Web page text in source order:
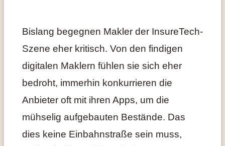
Bislang begegnen Makler der InsureTech-
Szene eher kritisch. Von den findigen
digitalen Maklern fühlen sie sich eher
bedroht, immerhin konkurrieren die
Anbieter oft mit ihren Apps, um die
mühselig aufgebauten Bestände. Das
dies keine Einbahnstraße sein muss,